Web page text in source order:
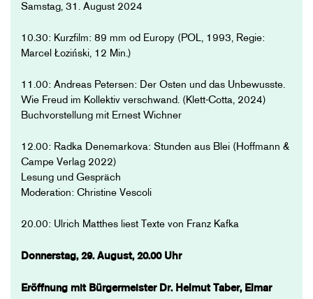
Samstag, 31. August 2024
10.30: Kurzfilm: 89 mm od Europy (POL, 1993, Regie:
Marcel Łoziński, 12 Min.)
11.00: Andreas Petersen: Der Osten und das Unbewusste.
Wie Freud im Kollektiv verschwand. (Klett-Cotta, 2024)
Buchvorstellung mit Ernest Wichner
12.00: Radka Denemarkova: Stunden aus Blei (Hoffmann &
Campe Verlag 2022)
Lesung und Gespräch
Moderation: Christine Vescoli
20.00: Ulrich Matthes liest Texte von Franz Kafka
Donnerstag, 29. August, 20.00 Uhr
Eröffnung mit Bürgermeister Dr. Helmut Taber, Elmar